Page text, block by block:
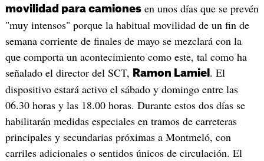
movilidad para camionesen unos días que se prevén
"muy intensos" porque la habitual movilidad de un fin de
semana corriente de finales de mayo se mezclará con la
que comporta un acontecimiento como este, tal como ha
señalado el director del SCT, Ramon Lamiel . El
dispositivo estará activo el sábado y domingo entre las
06.30 horas y las 18.00 horas. Durante estos dos días se
habilitarán medidas especiales en tramos de carreteras
principales y secundarias próximas a Montmeló, con
carriles adicionales o sentidos únicos de circulación. El